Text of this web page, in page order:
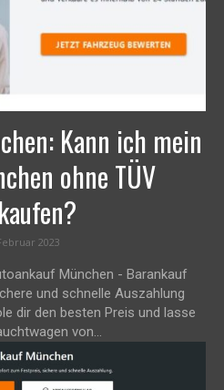
Kann ich mein
ohne TÜV
2023
München - Barankauf
und schnelle Auszahlung
dir den besten Preis und lasse
von...